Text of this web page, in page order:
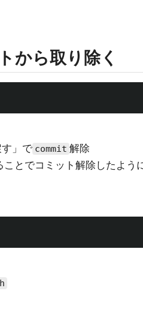
から取り除く
」で commit 解除
とでコミット解除したよう